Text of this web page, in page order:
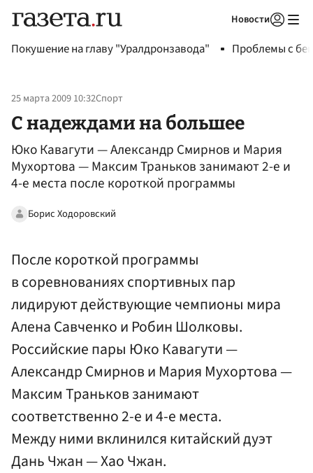
Новости
Покушение на главу "Уралдронзавода" Проблемы с
25 марта 2009 10:32Спорт
С надеждами на большее
Юко Кавагути — Александр Смирнов и Мария
Мухортова — Максим Траньков занимают 2-е и
4-е места после короткой программы
Борис Ходоровский
После короткой программы
в соревнованиях спортивных пар
лидируют действующие чемпионы мира
Алена Савченко и Робин Шолковы.
Российские пары Юко Кавагути —
Александр Смирнов и Мария Мухортова —
Максим Траньков занимают
соответственно 2-е и 4-е места.
Между ними вклинился китайский дуэт
Дань Чжан — Хао Чжан.